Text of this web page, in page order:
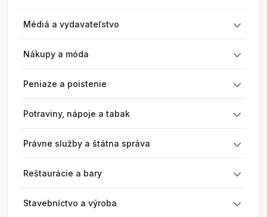
Médiá a vydavateľstvo
Nákupy a móda
Peniaze a poistenie
Potraviny, nápoje a tabak
Právne služby a štátna správa
Reštaurácie a bary
Stavebníctvo a výroba